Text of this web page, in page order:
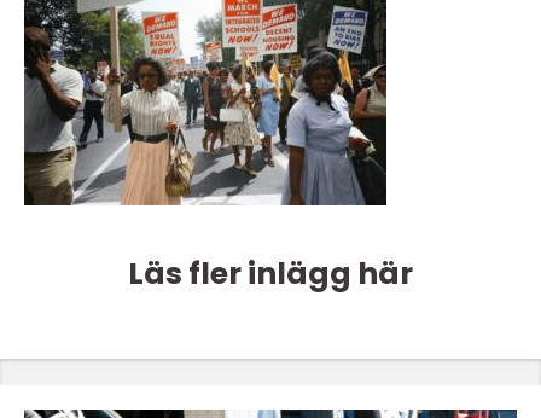
Läs fler inlägg här